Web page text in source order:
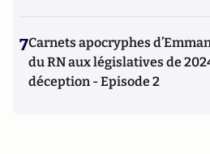
7Carnets apocryphes
du RN aux législatives de
déception - Episode 2